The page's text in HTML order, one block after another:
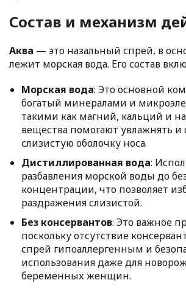
Состав и механизм
Аква — это назальный спрей, в
лежит морская вода. Его состав
Морская вода: Это основной
богатый минералами и
такими как магний, кальций и
вещества помогают увлажнять
слизистую оболочку носа.
Дистиллированная вода:
разбавления морской воды до
концентрации, что позволяет
раздражения слизистой.
Без консервантов: Это важное
поскольку отсутствие
спрей гипоаллергенным и
использования даже для
беременных женщин.